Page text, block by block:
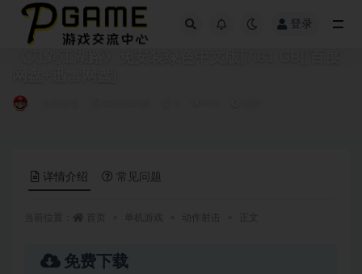
登录
详情介绍 常见问题
免费下载
全部